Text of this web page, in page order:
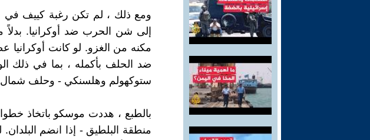
ومع ذلك ، لم تكن رغبة كييف في
إلى شن الحرب ضد أوكرانيا. بدلاً
مكنه من الغزو. لو كانت أوكرانيا
ضد الحلف بأكمله ، بما في ذلك
ستوكهولم وهلسنكي - وحلف شمال
بالطبع ، هددت موسكو باتخاذ
منطقة البلطيق - إذا انضم